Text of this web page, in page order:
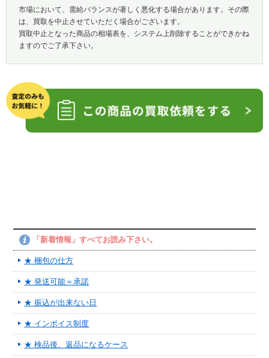
市場において、需給バランスが著しく悪化する場合があります。その際
は、買取を中止させていただく場合がございます。
買取中止となった商品の相場表を、システム上削除することができかね
ますのでご了承下さい。
「新着情報」すべてお読み下さい。
★ 梱包の仕方
★ 発送可能＝承諾
★ 振込が出来ない日
★ インボイス制度
★ 検品後、返品になるケース